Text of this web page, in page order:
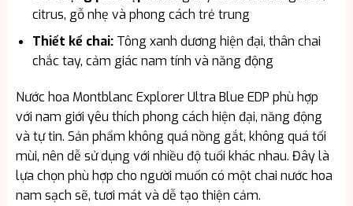
citrus, gỗ nhẹ và phong cách trẻ trung
Thiết kế chai:Tông xanh dương hiện đại, thân chai
chắc tay, cảm giác nam tính và năng động
Nước hoa Montblanc Explorer Ultra Blue EDP phù hợp
với nam giới yêu thích phong cách hiện đại, năng động
và tự tin. Sản phẩm không quá nồng gắt, không quá tối
mùi, nên dễ sử dụng với nhiều độ tuổi khác nhau. Đây là
lựa chọn phù hợp cho người muốn có một chai nước hoa
nam sạch sẽ, tươi mát và dễ tạo thiện cảm.